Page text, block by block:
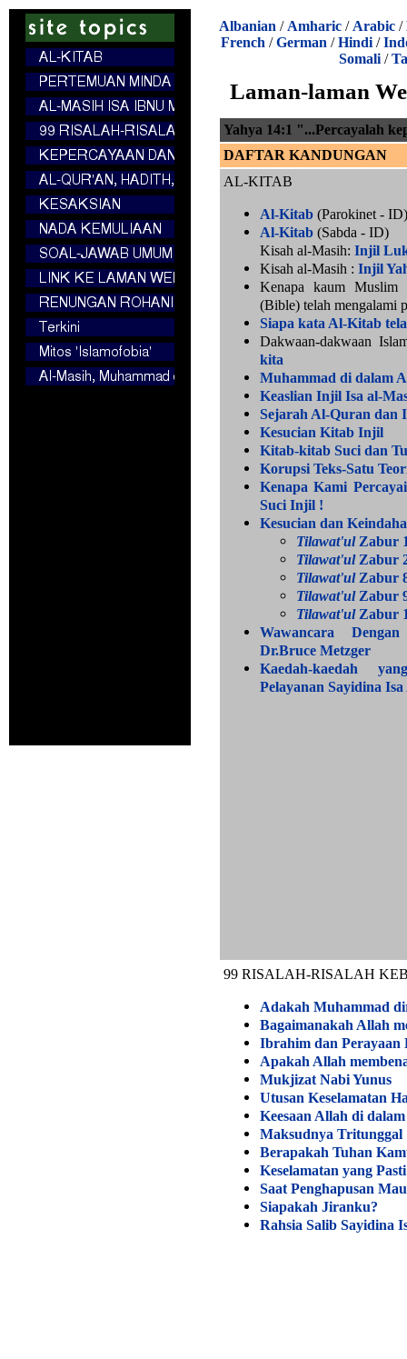
Albanian / Amharic / Arabic /
French /German /Hindi /
Somali/
Laman-laman
Yahya 14:1 "...Percayalah
DAFTAR KANDUNGAN
AL-KITAB
Al-Kitab (Parokinet - ID)
Al-Kitab (Sabda - ID)
Kisah al-Masih: Injil
Kisah al-Masih : Injil
Kenapa kaum Muslim
(Bible) telah mengalami
Siapa kata Al-Kitab
Dakwaan-dakwaan
kita
Muhammad di dalam
Keaslian Injil Isa al-
Sejarah Al-Quran dan
Kesucian Kitab Injil
Kitab-kitab Suci dan
Korupsi Teks-Satu
Kenapa Kami
Suci Injil !
Kesucian dan
Tilawat'ulZabur
Tilawat'ulZabur
Tilawat'ulZabur
Tilawat'ulZabur
Tilawat'ulZabur
Wawancara
Dr.Bruce Metzger
Kaedah-kaedah
Pelayanan Sayidina
99 RISALAH-RISALAH
Adakah Muhammad
Bagaimanakah Allah
Ibrahim dan Perayaan
Apakah Allah
Mukjizat Nabi Yunus
Utusan Keselamatan
Keesaan Allah di
Maksudnya Tritunggal
Berapakah Tuhan
Keselamatan yang Pasti
Saat Penghapusan
Siapakah Jiranku?
Rahsia Salib Sayidina